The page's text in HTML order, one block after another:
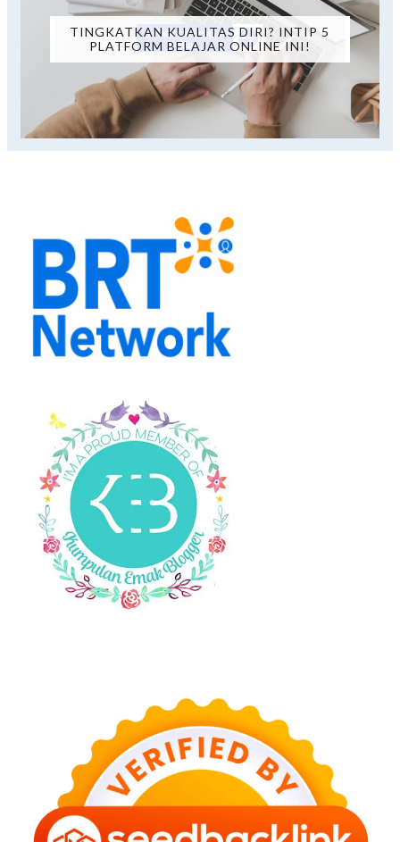
TINGKATKAN KUALITAS DIRI? INTIP 5
PLATFORM BELAJAR ONLINE INI!